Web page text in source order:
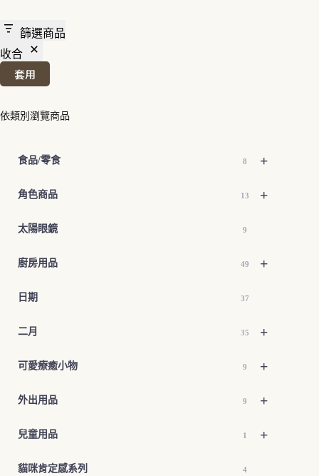
篩選商品
收合
套用
依類別瀏覽商品
+
食品/零食 8
+
角色商品 13
太陽眼鏡 9
+
廚房用品 49
日期 37
+
二月 35
+
可愛療癒小物 9
+
外出用品 9
+
兒童用品 1
貓咪肯定感系列 4